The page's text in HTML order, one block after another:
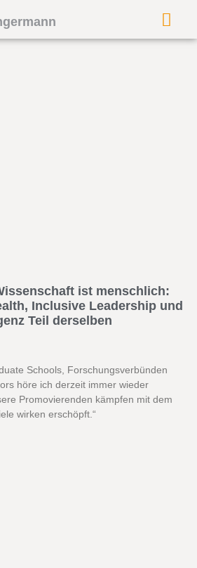
ist menschlich:
Inclusive Leadership und
Teil derselben
Schools, Forschungsverbünden
höre ich derzeit immer wieder
Promovierenden kämpfen mit dem
wirken erschöpft.“